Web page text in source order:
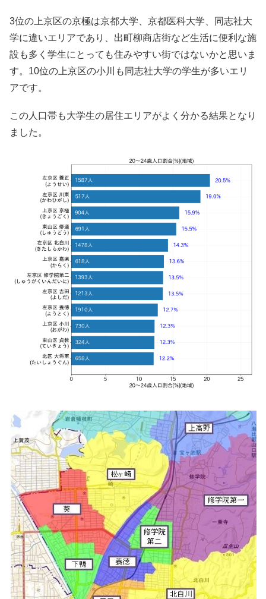
3位の上京区の京極は京都大学、京都医科大学、同志社大
学に違いエリアであり、出町柳商店街など生活に便利な施
設も多く学生にとっても住みやすい街ではないかと思いま
す。10位の上京区の小川も同志社大学の学生が多いエリ
アです。
この人口帯も大学生の居住エリアがよく分かる結果となり
ました。